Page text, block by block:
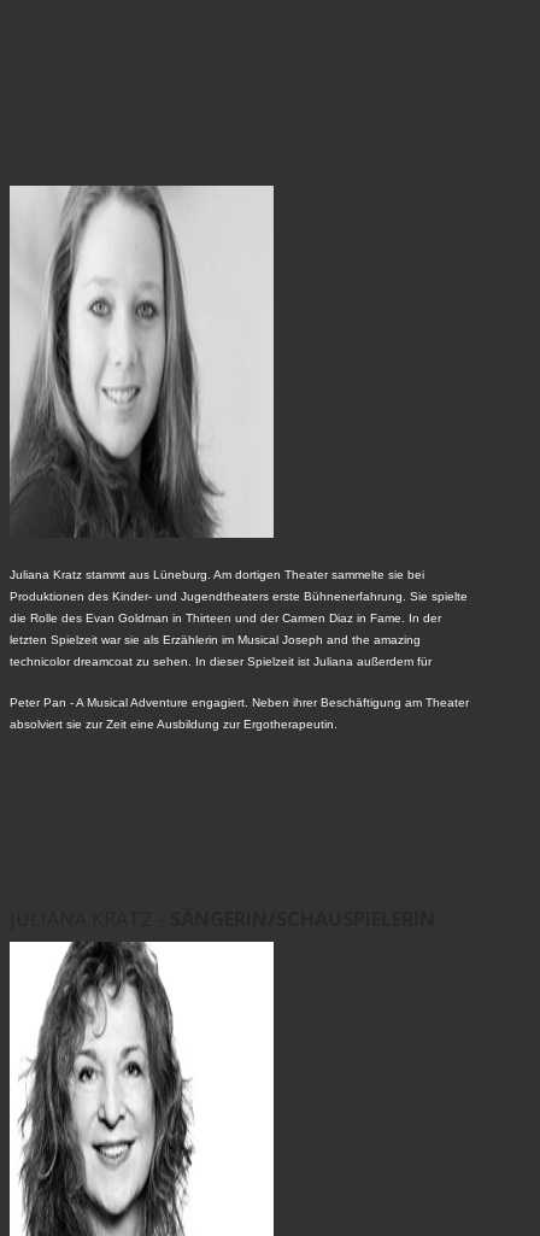
Juliana Kratz stammt aus Lüneburg. Am dortigen Theater sammelte sie bei
Produktionen des Kinder- und Jugendtheaters erste Bühnenerfahrung. Sie spielte
die Rolle des Evan Goldman in Thirteen und der Carmen Diaz in Fame. In der
letzten Spielzeit war sie als Erzählerin im Musical Joseph and the amazing
technicolor dreamcoat zu sehen. In dieser Spielzeit ist Juliana außerdem für
Peter Pan - A Musical Adventure engagiert. Neben ihrer Beschäftigung am Theater
absolviert sie zur Zeit eine Ausbildung zur Ergotherapeutin.